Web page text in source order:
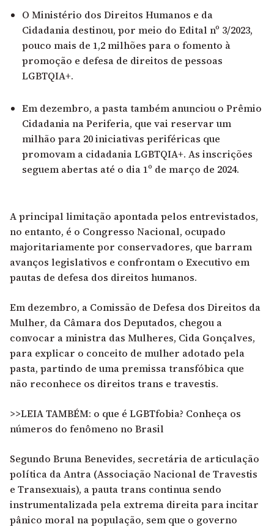
O Ministério dos Direitos Humanos e da
Cidadania destinou, por meio do Edital nº 3/2023,
pouco mais de 1,2 milhões para o fomento à
promoção e defesa de direitos de pessoas
LGBTQIA+.
Em dezembro, a pasta também anunciou o Prêmio
Cidadania na Periferia, que vai reservar um
milhão para 20 iniciativas periféricas que
promovam a cidadania LGBTQIA+. As inscrições
seguem abertas até o dia 1º de março de 2024.
A principal limitação apontada pelos entrevistados,
no entanto, é o Congresso Nacional, ocupado
majoritariamente por conservadores, que barram
avanços legislativos e confrontam o Executivo em
pautas de defesa dos direitos humanos.
Em dezembro, a Comissão de Defesa dos Direitos da
Mulher, da Câmara dos Deputados, chegou a
convocar a ministra das Mulheres, Cida Gonçalves,
para explicar o conceito de mulher adotado pela
pasta, partindo de uma premissa transfóbica que
não reconhece os direitos trans e travestis.
>>LEIA TAMBÉM: o que é LGBTfobia? Conheça os
números do fenômeno no Brasil
Segundo Bruna Benevides, secretária de articulação
política da Antra (Associação Nacional de Travestis
e Transexuais), a pauta trans continua sendo
instrumentalizada pela extrema direita para incitar
pânico moral na população, sem que o governo